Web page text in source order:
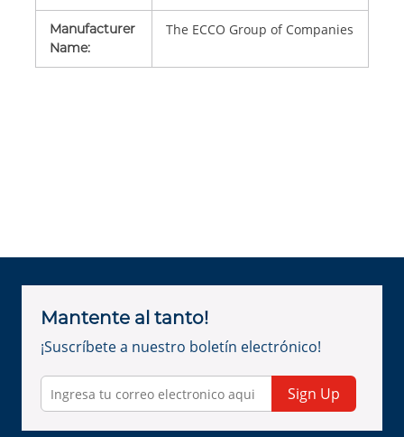
Manufacturer
Name:
The ECCO Group of Companies
Mantente al tanto!
¡Suscríbete a nuestro boletín electrónico!
Sign Up